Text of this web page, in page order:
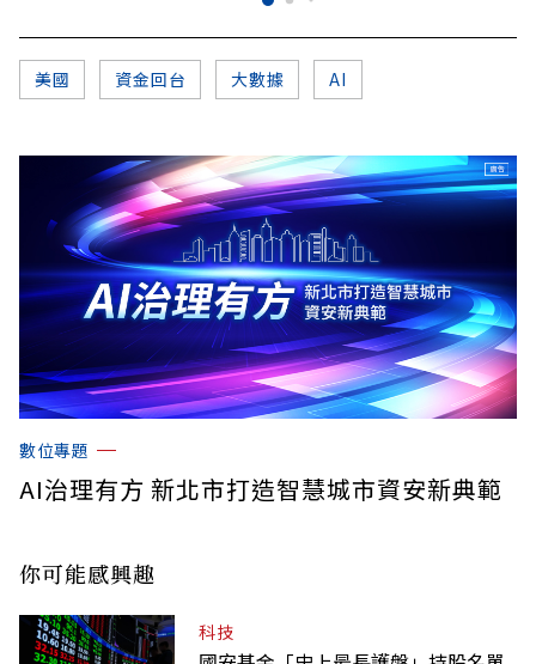
美國 資金回台 大數據 AI
數位專題
AI治理有方 新北市打造智慧城市資安新典範
你可能感興趣
科技